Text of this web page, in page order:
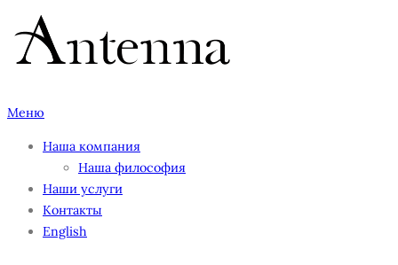
Перейти
содержимому
Меню
Наша компания
Наша философия
Наши услуги
Контакты
English